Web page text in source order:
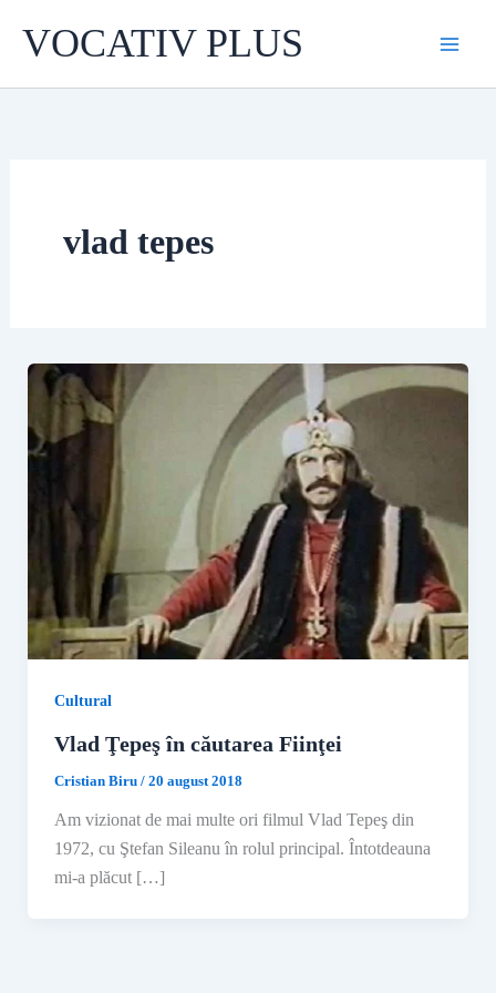
VOCATIV PLUS
vlad tepes
Cultural
Vlad Ţepeş în căutarea Fiinţei
Cristian Biru / 20 august 2018
Am vizionat de mai multe ori filmul Vlad Tepeş din
1972, cu Ştefan Sileanu în rolul principal. Întotdeauna
mi-a plăcut […]